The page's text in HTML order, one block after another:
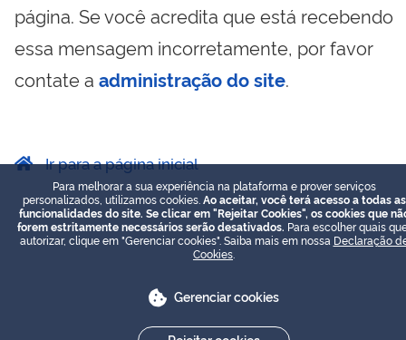
página. Se você acredita que está recebendo
essa mensagem incorretamente, por favor
contate a administração do site.
Ir para a página inicial
Para melhorar a sua experiência na plataforma e prover serviços
personalizados, utilizamos cookies. Ao aceitar, você terá acesso a todas as
funcionalidades do site. Se clicar em "Rejeitar Cookies", os cookies que
forem estritamente necessários serão desativados. Para escolher quais
autorizar, clique em "Gerenciar cookies". Saiba mais em nossa Declaração
Cookies
Gerenciar cookies